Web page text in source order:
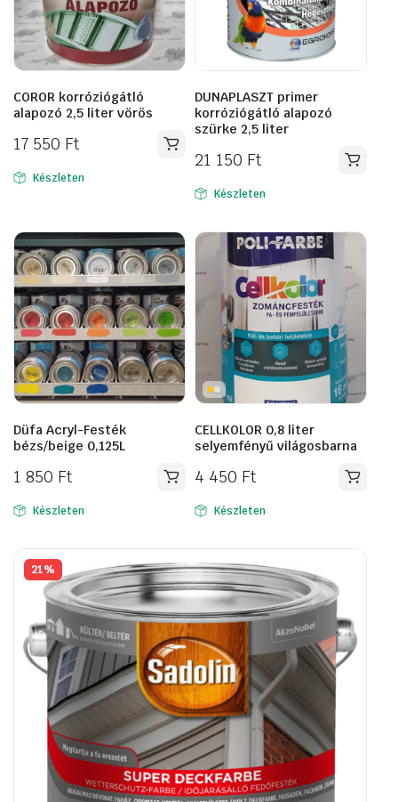
COROR korróziógátló
alapozó 2,5 liter vörös
17 550 Ft
Készleten
DUNAPLASZT primer
korróziógátló alapozó
szürke 2,5 liter
21 150 Ft
Készleten
Düfa Acryl-Festék
bézs/beige 0,125L
1 850 Ft
Készleten
CELLKOLOR 0,8 liter
selyemfényű világosbarna
4 450 Ft
Készleten
21%